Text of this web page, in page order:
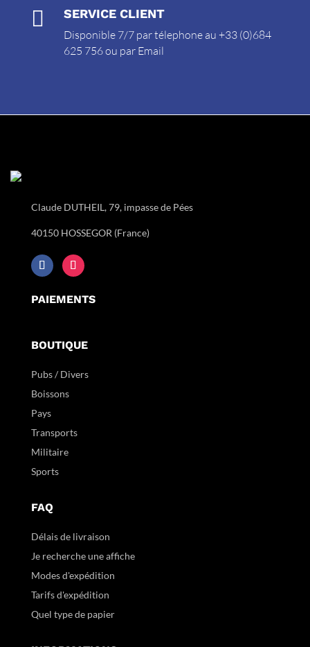
 SERVICE CLIENT
Disponible 7/7 par télephone au +33 (0)684
625 756 ou par Email
Claude DUTHEIL, 79, impasse de Pées
40150 HOSSEGOR (France)
PAIEMENTS
BOUTIQUE
Pubs / Divers
Boissons
Pays
Transports
Militaire
Sports
FAQ
Délais de livraison
Je recherche une affiche
Modes d'expédition
Tarifs d'expédition
Quel type de papier